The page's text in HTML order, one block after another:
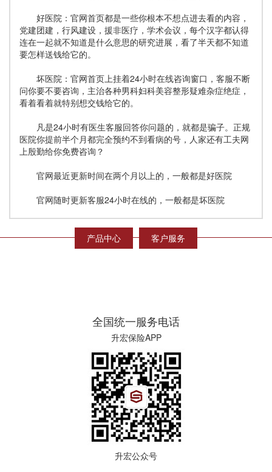
好医院：官网首页都是一些你根本不想点进去看的内容，
党建团建，行风建设，援非医疗，学术会议，每个汉字都认得
连在一起就不知道是什么意思的研究进展，看了半天都不知道
要怎样送钱给它的。
坏医院：官网首页上挂着24小时在线咨询窗口，客服不断
问你要不要咨询，主治各种男科妇科美容整形疑难杂症绝症，
看着看着就特别想交钱给它的。
凡是24小时有医生客服回答你问题的，就都是骗子。正规
医院你提前半个月都完全预约不到看病的号，人家还有工夫网
上殷勤给你免费咨询？
官网最近更新时间在两个月以上的，一般都是好医院
官网随时更新客服24小时在线的，一般都是坏医院
产品中心 客户服务
全国统一服务电话
升宏保险APP
升宏公众号